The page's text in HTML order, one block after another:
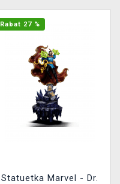
Rabat 27 %
Statuetka Marvel - Dr.